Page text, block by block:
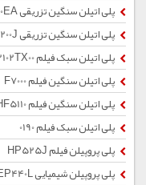
پلی اتیلن سنگین تزریقی 5620EA
پلی اتیلن سنگین تزریقی 2200J
پلی اتیلن سبک فیلم 2102TX00
پلی اتیلن سنگین فیلم F7000
پلی اتیلن سنگین فیلم HF5110
پلی اتیلن سبک فیلم 0190
پلی پروپیلن فیلم HP525J
پلی پروپیلن شیمیایی EP440L